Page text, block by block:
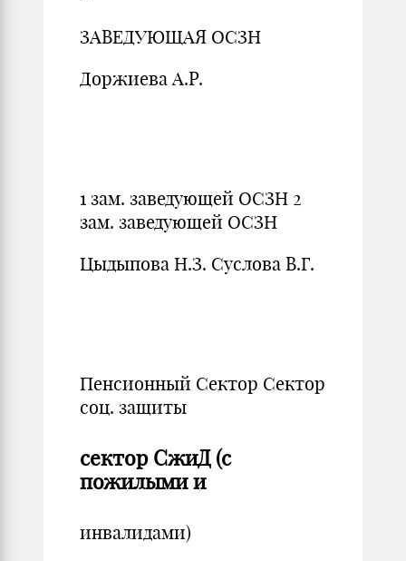
ЗАВЕДУЮЩАЯ ОСЗН
Доржиева А.Р.
1 зам. заведующей ОСЗН 2
зам. заведующей ОСЗН
Цыдыпова Н.З. Суслова В.Г.
Пенсионный Сектор Сектор
соц. защиты
сектор СжиД (с
пожилыми и
инвалидами)